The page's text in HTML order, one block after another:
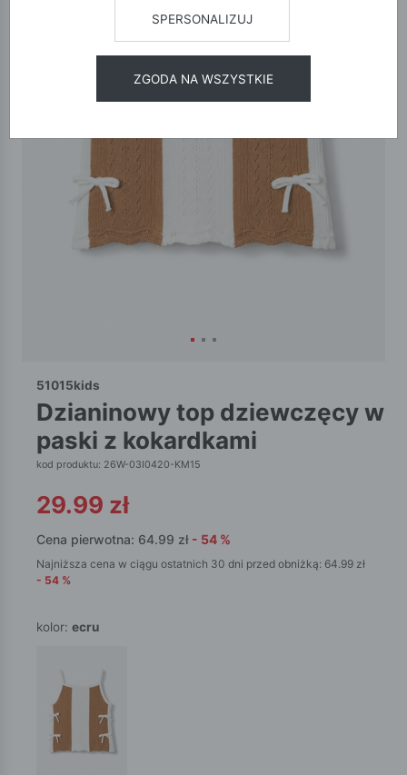
51015kids
dzianinowy top dziewczęcy w
paski z kokardkami
kod produktu: 26W-03I0420-KM15
29.99 zł
Cena pierwotna: 64.99 zł - 54 %
Najniższa cena w ciągu ostatnich 30 dni przed obniżką: 64.99 zł
- 54 %
kolor: ecru
SPERSONALIZUJ
ZGODA NA WSZYSTKIE